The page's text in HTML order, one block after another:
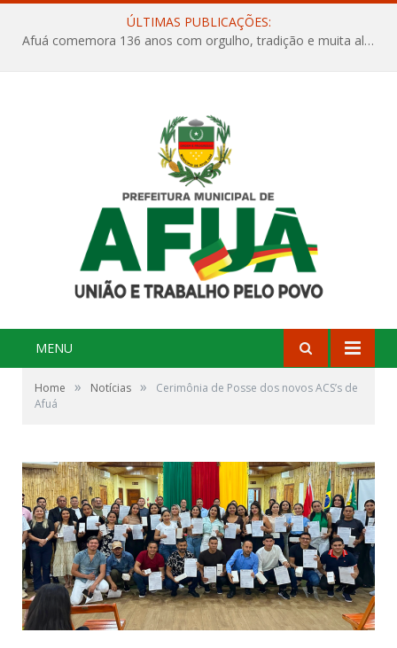
ÚLTIMAS PUBLICAÇÕES:
Projeto Orla Mais Verde – Um novo capítulo para a nossa cidade
MENU
Home » Notícias »
Cerimônia de Posse dos novos ACS’s de
Afuá